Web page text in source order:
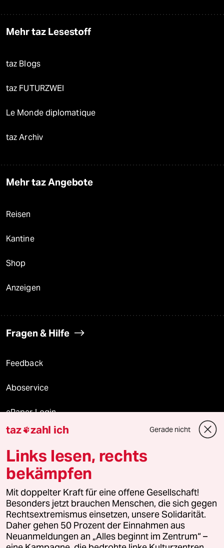
Mehr taz Lesestoff
taz Blogs
taz FUTURZWEI
Le Monde diplomatique
taz Archiv
Mehr taz Angebote
Reisen
Kantine
Shop
Anzeigen
Fragen & Hilfe
Feedback
Aboservice
ePaper Login
Downloads für Abonnierende
© 2026 taz Verlags und Vertriebs GmbH
Alle Rechte vorbehalten. Bei rechtlichen Fragen oder für Genehmigungen
wenden Sie sich bitte an
lizenzen@taz.de
Feedback Redaktionsstatut Kommune-Richtlinien
taz zahl ich Gerade nicht
Links lesen, rechts
bekämpfen
Mit doppelter Kraft für eine offene Gesellschaft!
Besonders jetzt brauchen Menschen, die sich gegen
Rechtsextremismus einsetzen, unsere Solidarität.
Daher gehen 50 Prozent der Einnahmen aus
Neuanmeldungen an „Alles beginnt im Zentrum“ –